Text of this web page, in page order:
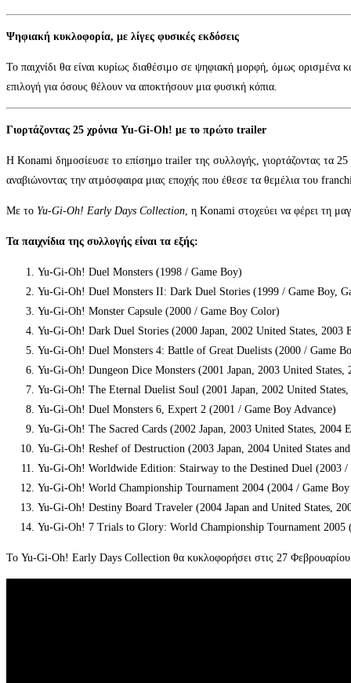
Ψηφιακή κυκλοφορία, με λίγες φυσικές εκδόσεις
Το παιχνίδι θα είναι κυρίως διαθέσιμο σε ψηφιακή μορφή, όμως ορισμένα
επιλογή για όσους θέλουν να αποκτήσουν μια φυσική κόπια.
Γιορτάζοντας 25 χρόνια Yu-Gi-Oh! με το πρώτο trailer
Η Konami δημοσίευσε το επίσημο trailer της συλλογής, γιορτάζοντας τα
αναβιώνοντας την ατμόσφαιρα μιας εποχής που έθεσε τα θεμέλια του
Με το Yu-Gi-Oh! Early Days Collection , η Konami στοχεύει να φέρει τη
Τα παιχνίδια της συλλογής είναι τα εξής:
Yu-Gi-Oh! Duel Monsters (1998 / Game Boy)
Yu-Gi-Oh! Duel Monsters II: Dark Duel Stories (1999 / Game Boy,
Yu-Gi-Oh! Monster Capsule (2000 / Game Boy Color)
Yu-Gi-Oh! Dark Duel Stories (2000 Japan, 2002 United States, 2003
Yu-Gi-Oh! Duel Monsters 4: Battle of Great Duelists (2000 / Game
Yu-Gi-Oh! Dungeon Dice Monsters (2001 Japan, 2003 United States,
Yu-Gi-Oh! The Eternal Duelist Soul (2001 Japan, 2002 United
Yu-Gi-Oh! Duel Monsters 6, Expert 2 (2001 / Game Boy Advance)
Yu-Gi-Oh! The Sacred Cards (2002 Japan, 2003 United States, 2004
Yu-Gi-Oh! Reshef of Destruction (2003 Japan, 2004 United States
Yu-Gi-Oh! Worldwide Edition: Stairway to the Destined Duel (2003 /
Yu-Gi-Oh! World Championship Tournament 2004 (2004 / Game
Yu-Gi-Oh! Destiny Board Traveler (2004 Japan and United States,
Yu-Gi-Oh! 7 Trials to Glory: World Championship Tournament 2005
Το Yu-Gi-Oh! Early Days Collection θα κυκλοφορήσει στις 27